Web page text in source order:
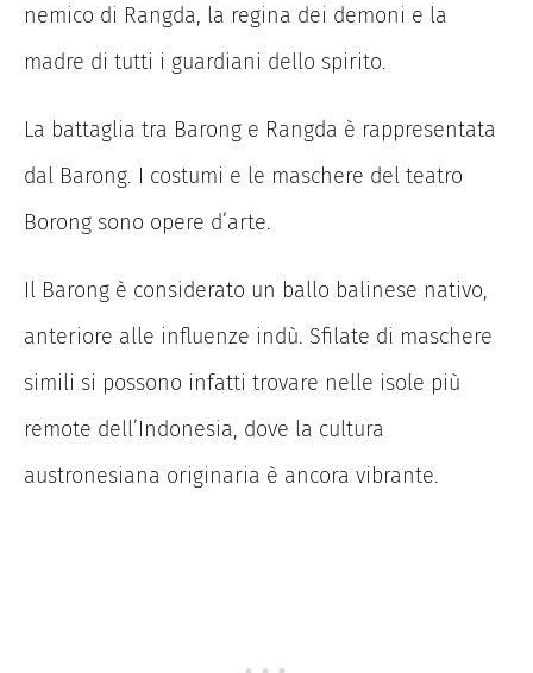
nemico di Rangda, la regina dei demoni e la
madre di tutti i guardiani dello spirito.
La battaglia tra Barong e Rangda è rappresentata
dal Barong. I costumi e le maschere del teatro
Borong sono opere d’arte.
Il Barong è considerato un ballo balinese nativo,
anteriore alle influenze indù. Sfilate di maschere
simili si possono infatti trovare nelle isole più
remote dell’Indonesia, dove la cultura
austronesiana originaria è ancora vibrante.